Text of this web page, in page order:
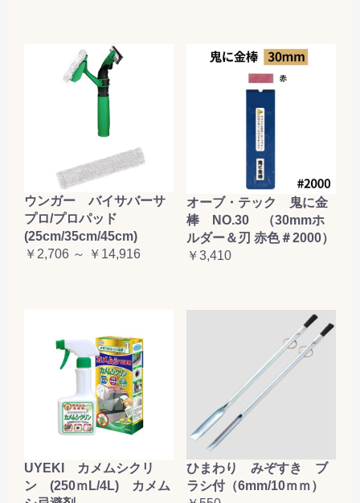
ウンガー バイサバーサ
プロ/プロパッド
(25cm/35cm/45cm)
￥2,706 ～ ￥14,916
オーブ・テック 鬼に金
棒 NO.30 （30mmホ
ルダー＆刃 赤色＃2000）
￥3,410
UYEKI カメムシクリ
ン (250ｍL/4L) カメム
ひまわり みぞすき ブ
ラシ付（6mm/10ｍｍ）